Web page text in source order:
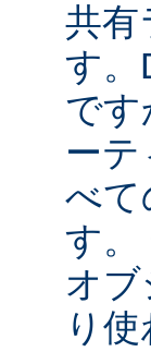
共有
す。
です
ー
べて
す。
オ
り